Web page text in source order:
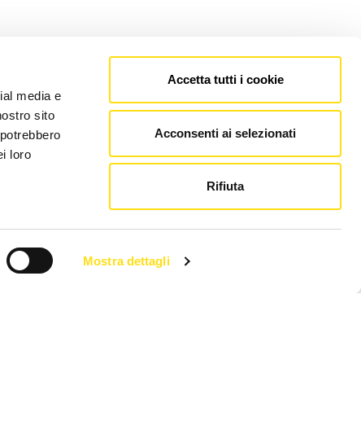
media e
sito
loro
Mostra dettagli
Accetta tutti i cookie
Acconsenti ai selezionati
Rifiuta